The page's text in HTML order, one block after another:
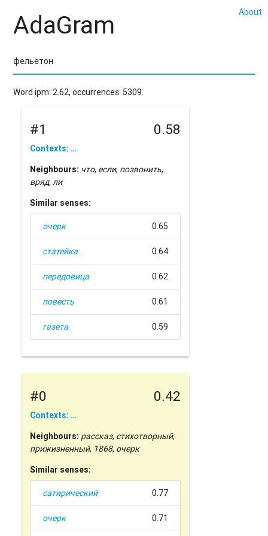
About
AdaGram
Word ipm: 2.62, occurrences: 5309.
#1 0.58
Contexts: …
Neighbours: что, если, позвонить,
вряд,ли
Similar senses:
очерк 0.65
статейка 0.64
передовица 0.62
повесть 0.61
газета 0.59
#0 0.42
Contexts: …
Neighbours: рассказ, стихотворный,
прижизненный, 1868, очерк
Similar senses:
сатирический 0.77
очерк 0.71